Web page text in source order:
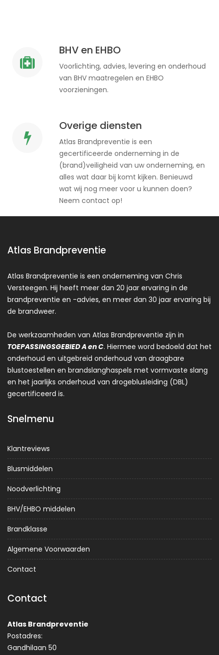
BHV en EHBO
Voorlichting, advies, levering en onderhoud
van BHV maatregelen en EHBO
voorzieningen.
Overige diensten
Atlas Brandpreventie is een
gecertificeerde onderneming in de
(brand)veiligheid van uw onderneming, en
alles wat daar bij komt kijken. Benieuwd
wat wij nog meer voor u kunnen doen?
Neem contact op!
Atlas Brandpreventie
Atlas Brandpreventie is een onderneming van Chris
Versteegen. Hij heeft meer dan 20 jaar ervaring in de
brandpreventie en -advies, en meer dan 30 jaar ervaring bij
de brandweer.
De werkzaamheden van Atlas Brandpreventie zijn in
TOEPASSINGSGEBIED A en C. Hiermee word bedoeld dat het
onderhoud en uitgebreid onderhoud van draagbare
blustoestellen en brandslanghaspels met vormvaste slang
en het jaarlijks onderhoud van drogeblusleiding (DBL)
gecertificeerd is.
Snelmenu
Klantreviews
Blusmiddelen
Noodverlichting
BHV/EHBO middelen
Brandklasse
Algemene Voorwaarden
Contact
Contact
Atlas Brandpreventie
Postadres:
Gandhilaan 50